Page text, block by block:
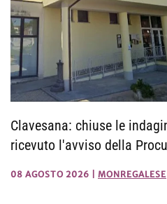
Clavesana: chiuse le
ricevuto l'avviso della
08 AGOSTO 2026 MONREGALESE